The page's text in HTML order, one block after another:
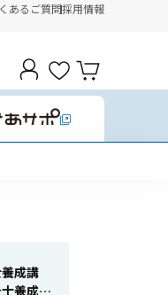
あるご質問採用情報
成講
養成講